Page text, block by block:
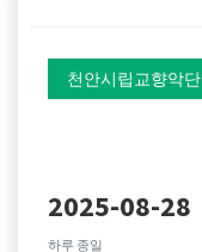
천안시립교향악단
2025-08-28
하루 종일